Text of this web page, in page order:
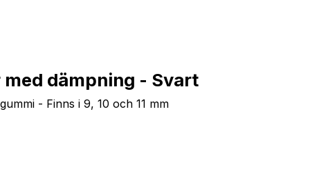
dämpning - Svart
- Finns i 9, 10 och 11 mm